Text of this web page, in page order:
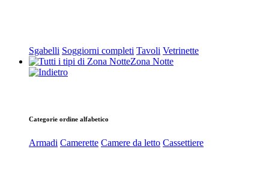
Sgabelli Soggiorni completi Tavoli Vetrinette
Zona Notte
Categorie ordine alfabetico
Armadi Camerette Camere da letto Cassettiere